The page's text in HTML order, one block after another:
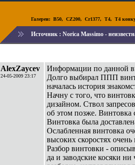
Галереи: B50, CZ200, Cr1377, T4, T4
Источник : Norica Massimo -
AlexZaycev
24-05-2009 23:17
Информации по данной
Долго выбирал ППП
началась история
Начну с того, что
дизайном. Ствол
об этом позже.
Винтовка была
Ослабленная винтовка
высоких скоростях
Разбор винтовки -
да и заводские косяки